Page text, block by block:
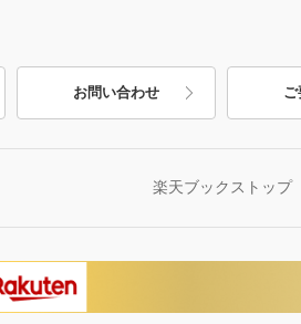
お問い合わせ
楽天ブックストップ